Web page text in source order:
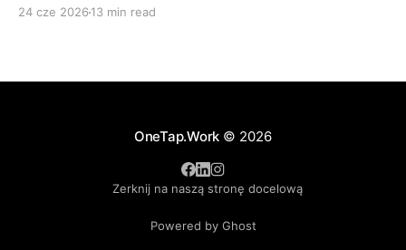
24 cze 2026 13 min read
OneTap.Work © 2026
Zerknij na naszą stronę docelową
Powered by Ghost